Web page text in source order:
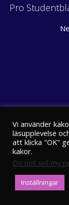
Pro
Vi använder
läsupplevelse
att klicka "OK"
kakor.
Do not sell my
Inställningar